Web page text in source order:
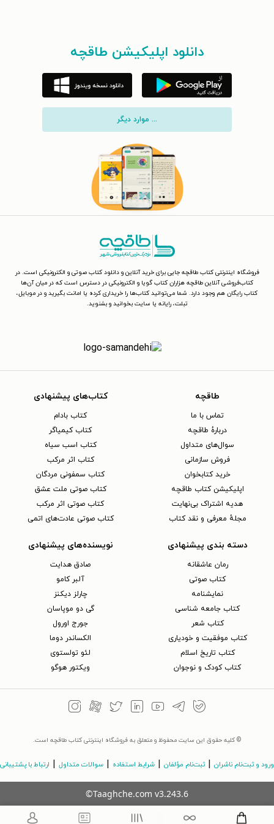
دانلود اپلیکیشن طاقچه
... موارد دیگر
فروشگاه اینترنتی کتاب طاقچه جایی برای خرید آنلاین و دانلود کتاب صوتی و الکترونیکی است. در
کتاب‌فروشی آنلاین طاقچه هزاران کتاب گویا و الکترونیکی در دسترس است که در میان آن‌ها
کتاب رایگان هم وجود دارد. شما می‌توانید کتاب‌ها را خریداری کرده یا امانت بگیرید و در موبایل،
تبلت، رایانه یا سایت بخوانید و بشنوید.
طاقچه
تماس با ما
دربارهٔ طاقچه
سوال‌های متداول
فروش سازمانی
خرید کتابخوان
اپلیکیشن کتاب طاقچه
هدیه اشتراک بی‌نهایت
مجلهٔ معرفی و نقد کتاب
کتاب‌های پیشنهادی
کتاب بادام
کتاب کیمیاگر
کتاب اسب سیاه
کتاب اثر مرکب
کتاب سمفونی مردگان
کتاب صوتی ملت عشق
کتاب صوتی اثر مرکب
کتاب صوتی عادت‌های اتمی
دسته بندی پیشنهادی
رمان عاشقانه
کتاب‌ صوتی
نمایشنامه
کتاب جامعه شناسی
کتاب شعر
کتاب موفقیت و خودیاری
کتاب تاریخ اسلام
کتاب کودک و نوجوان
نویسنده‌های پیشنهادی
صادق هدایت
آلبر کامو
چارلز دیکنز
گی دو موپاسان
جورج اورول
الکساندر دوما
لئو تولستوی
ویکتور هوگو
© کلیه حقوق این سایت محفوظ و متعلق به فروشگاه اینترنتی کتاب طاقچه است.
ورود و ثبت‌نام ناشران | ثبت‌نام مؤلفان | شرایط استفاده | سوالات متداول | ارتباط با پشتیبانی
©Taaghche.com v3.243.6